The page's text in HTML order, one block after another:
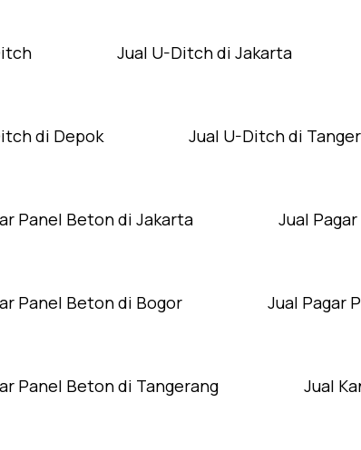
Jual U-Ditch di Jakarta
di Depok Jual U-Ditch di
Panel Beton di Jakarta Jual
Panel Beton di Bogor Jual Pagar
Panel Beton di Tangerang Jual